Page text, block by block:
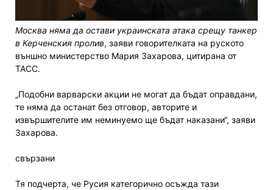
Москва няма да остави украинската атака срещу танкер
в Керченския пролив, заяви говорителката на руското
външно министерство Мария Захарова, цитирана от
ТАСС.
„Подобни варварски акции не могат да бъдат оправдани,
те няма да останат без отговор, авторите и
извършителите им неминуемо ще бъдат наказани“, заяви
Захарова.
свързани
Тя подчерта, че Русия категорично осъжда тази